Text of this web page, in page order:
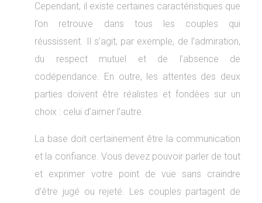
Cependant, il existe certaines caractéristiques que
l’on retrouve dans tous les couples qui
réussissent. Il s’agit, par exemple, de l’admiration,
du respect mutuel et de l’absence de
codépendance. En outre, les attentes des deux
parties doivent être réalistes et fondées sur un
choix : celui d’aimer l’autre.
La base doit certainement être la communication
et la confiance. Vous devez pouvoir parler de tout
et exprimer votre point de vue sans craindre
d’être jugé ou rejeté. Les couples partagent de